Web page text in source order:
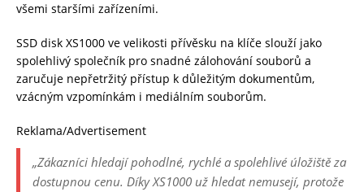
všemi staršími zařízeními.
SSD disk XS1000 ve velikosti přívěsku na klíče slouží jako
spolehlivý společník pro snadné zálohování souborů a
zaručuje nepřetržitý přístup k důležitým dokumentům,
vzácným vzpomínkám i mediálním souborům.
Reklama/Advertisement
„Zákazníci hledají pohodlné, rychlé a spolehlivé úložiště za
dostupnou cenu. Díky XS1000 už hledat nemusejí, protože